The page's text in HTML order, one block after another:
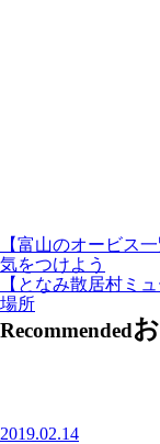
【富山のオービス
気をつけよう
【となみ散居村ミ
場所
Recommended
2019.02.14